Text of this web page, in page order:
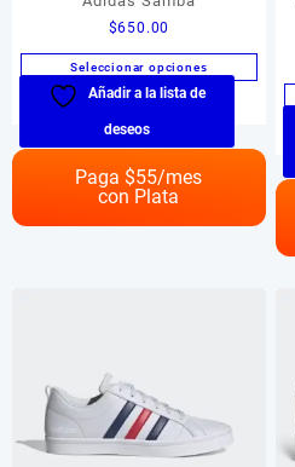
$650.00
Seleccionar opciones
Este
tiene
múltiples
variantes.
Las
página
de
producto
Añadir a la lista de
deseos
Paga $55/mes
con Plata